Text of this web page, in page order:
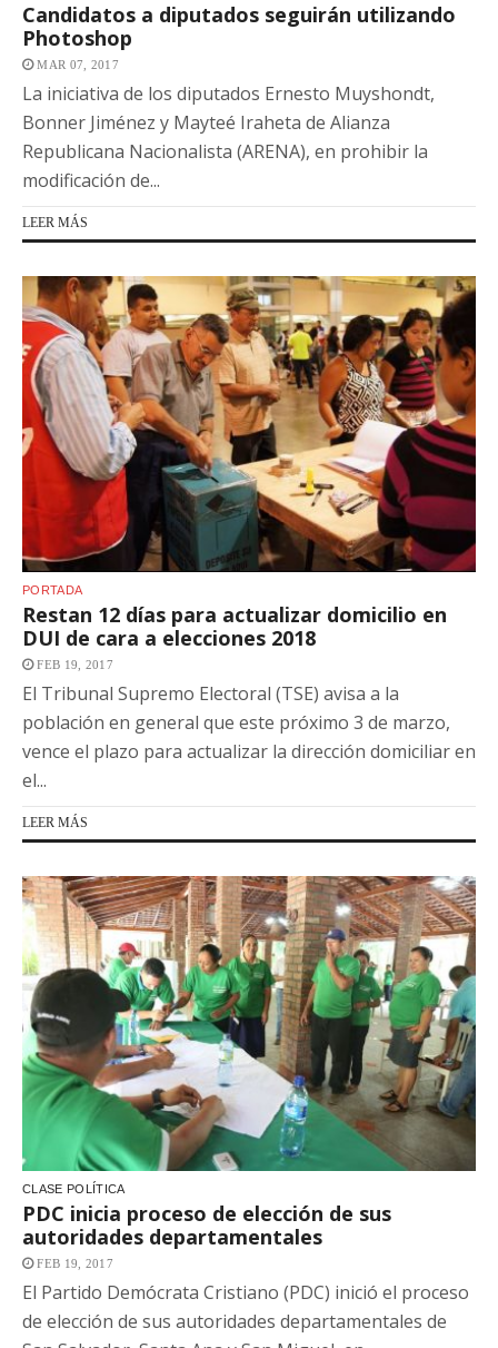
Candidatos a diputados seguirán utilizando
Photoshop
MAR 07, 2017
La iniciativa de los diputados Ernesto Muyshondt,
Bonner Jiménez y Mayteé Iraheta de Alianza
Republicana Nacionalista (ARENA), en prohibir la
modificación de...
LEER MÁS
PORTADA
Restan 12 días para actualizar domicilio en
DUI de cara a elecciones 2018
FEB 19, 2017
El Tribunal Supremo Electoral (TSE) avisa a la
población en general que este próximo 3 de marzo,
vence el plazo para actualizar la dirección domiciliar en
el...
LEER MÁS
CLASE POLÍTICA
PDC inicia proceso de elección de sus
autoridades departamentales
FEB 19, 2017
El Partido Demócrata Cristiano (PDC) inició el proceso
de elección de sus autoridades departamentales de